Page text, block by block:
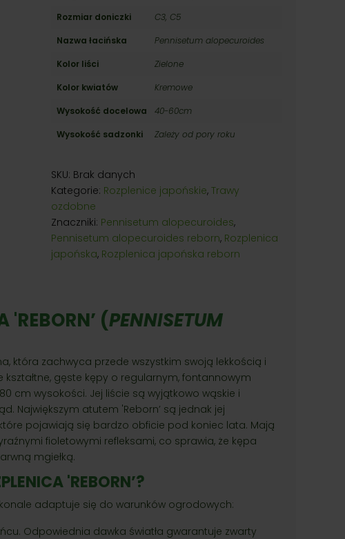
Rozmiar doniczki
C3, C5
Nazwa łacińska
Pennisetum alopecuroides
Kolor liści
Zielone
Kolor kwiatów
Kremowe
Wysokość docelowa
40-60cm
Wysokość sadzonki
Zależy od pory roku
SKU: Brak danych
Kategorie: Rozplenice japońskie, Trawy
ozdobne
Znaczniki: Pennisetum alopecuroides,
Pennisetum alopecuroides reborn, Rozplenica
japońska, Rozplenica japońska reborn
'REBORN’ (PENNISETUM
która zachwyca przede wszystkim swoją lekkością i
gęste kępy o regularnym, fontannowym
cm wysokości. Jej liście są wyjątkowo wąskie i
Największym atutem 'Reborn’ są jednak jej
pojawiają się bardzo obficie pod koniec lata. Mają
fioletowymi refleksami, co sprawia, że kępa
mgiełką.
'REBORN’?
adaptuje się do warunków ogrodowych:
Odpowiednia dawka światła gwarantuje zwarty